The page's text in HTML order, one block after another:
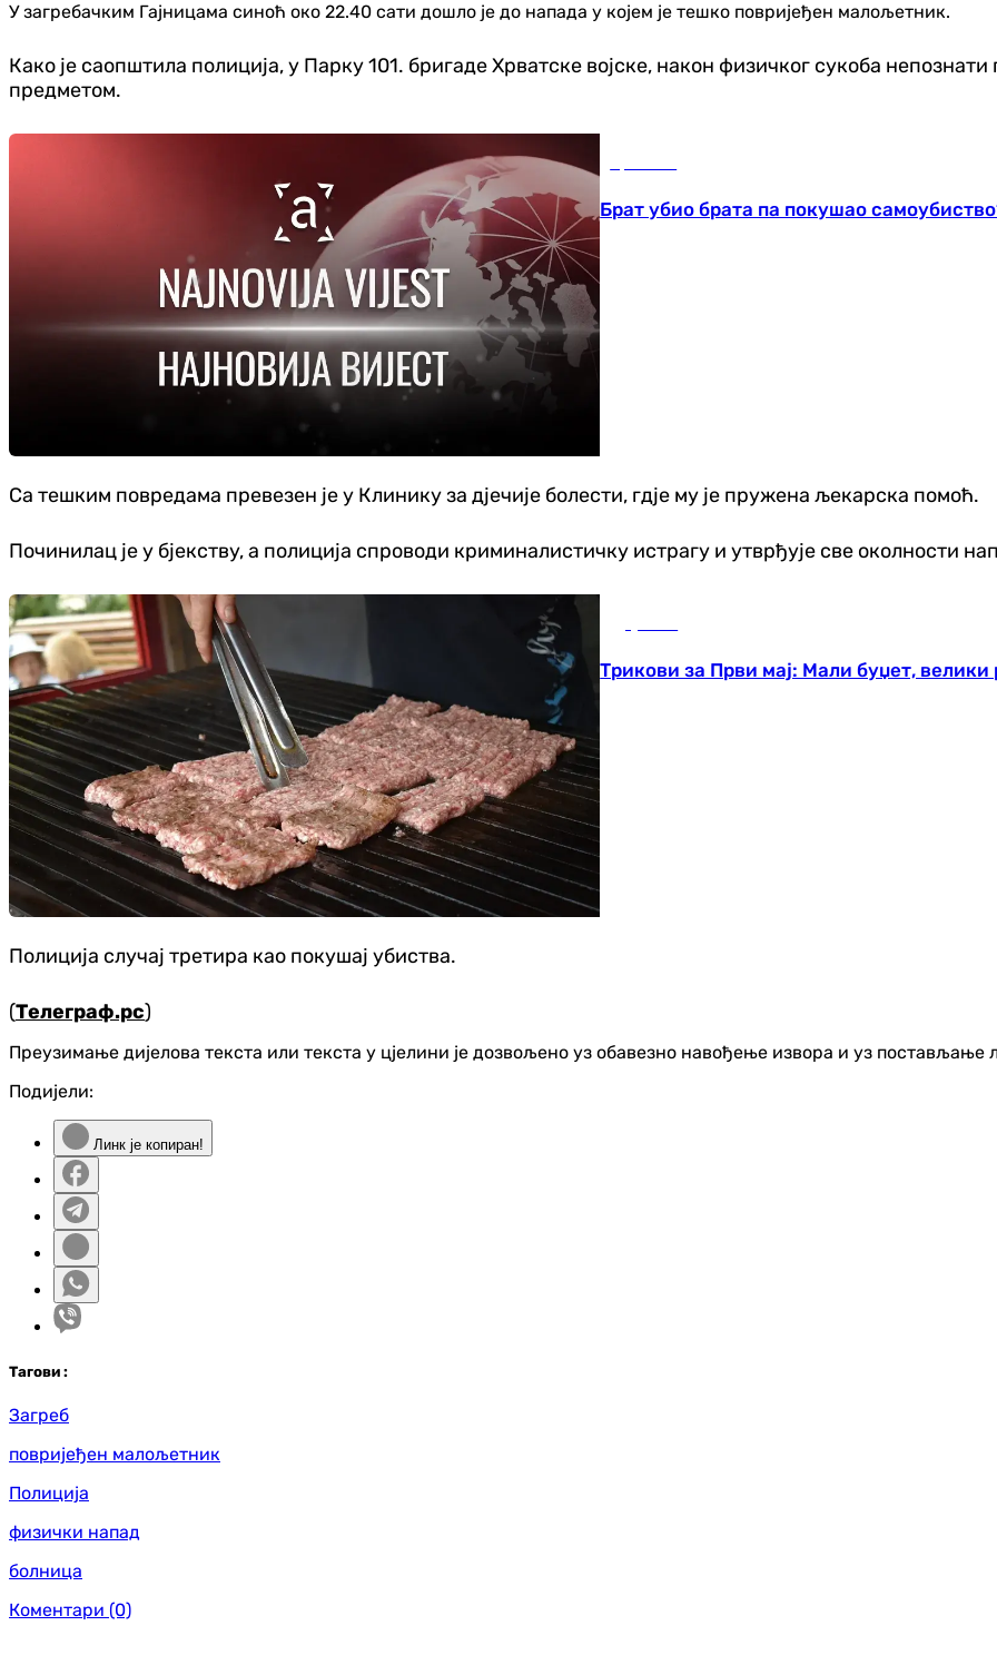
У загребачким Гајницама синоћ око 22.40 сати дошло је до напада у којем је тешко повријеђен малољетник.
Како је саопштила полиција, у Парку 101. бригаде Хрватске војске, након физичког сукоба
предметом.
Брат убио брата па покушао
Са тешким повредама превезен је у Клинику за дјечије болести, гдје му је пружена љекарска помоћ.
Починилац је у бјекству, а полиција спроводи криминалистичку истрагу и утврђује све околности
Трикови за Први мај: Мали буџет,
Полиција случај третира као покушај убиства.
(Телеграф.рс)
Преузимање дијелова текста или текста у цјелини је дозвољено уз обавезно навођење извора и уз постављање
Подијели:
Линк је копиран!
Тагови :
Загреб
повријеђен малољетник
Полиција
физички напад
болница
Коментари (0)